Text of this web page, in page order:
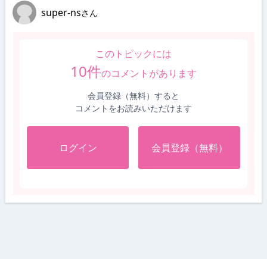
super-nsさん
このトピックには
10件のコメントがあります
会員登録（無料）すると
コメントをお読みいただけます
ログイン 会員登録（無料）